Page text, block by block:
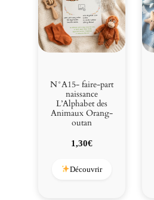
N°A15- faire-part
naissance
L’Alphabet des
Animaux Orang-
outan
1,30€
Découvrir